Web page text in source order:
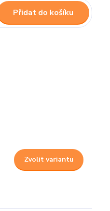
Přidat do košíku
Zvolit variantu